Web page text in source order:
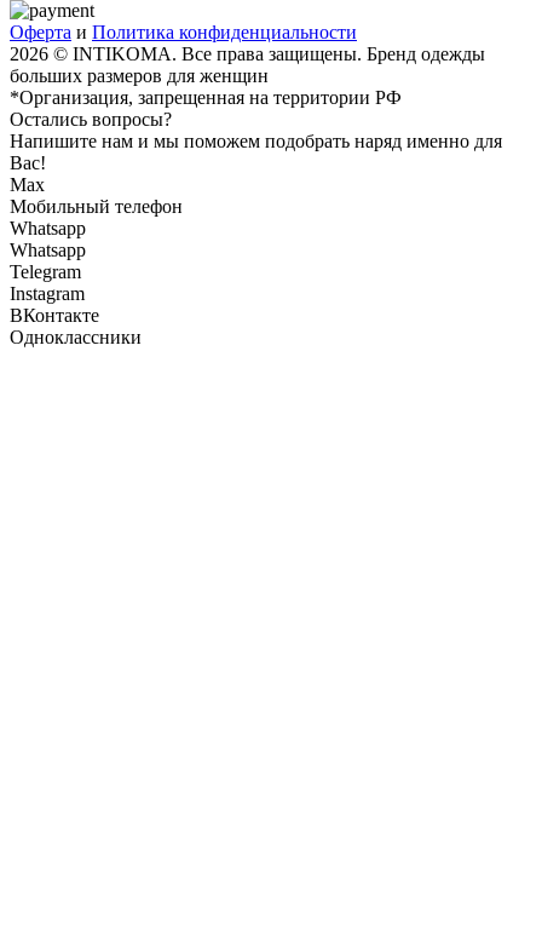
Оферта и Политика конфиденциальности
2026 © INTIKOMA. Все права защищены. Бренд одежды
больших размеров для женщин
*Организация, запрещенная на территории РФ
Остались вопросы?
Напишите нам и мы поможем подобрать наряд именно для
Вас!
Max
Мобильный телефон
Whatsapp
Whatsapp
Telegram
Instagram
ВКонтакте
Одноклассники